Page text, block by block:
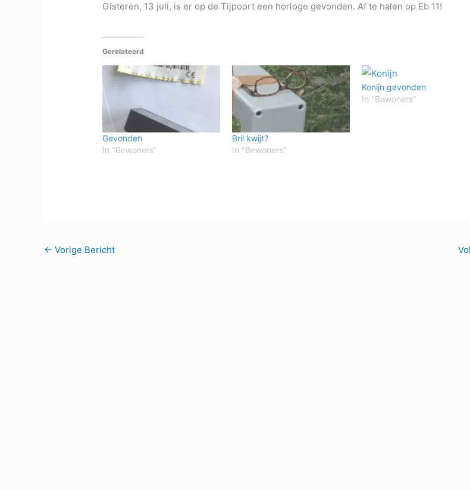
Gisteren, 13 juli, is er op de Tijpoort een horloge gevonden. Af te halen op Eb 11!
Gerelateerd
Gevonden
In "Bewoners"
Bril kwijt?
In "Bewoners"
Konijn gevonden
In "Bewoners"
← Vorige Bericht